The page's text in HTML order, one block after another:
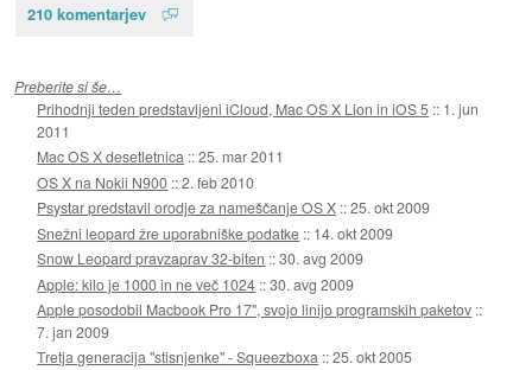
210 komentarjev
Preberite si še…
Prihodnji teden predstavljeni iCloud, Mac OS X Lion in iOS 5 :: 1. jun
2011
Mac OS X desetletnica ::25. mar 2011
OS X na Nokii N900 ::2. feb 2010
Psystar predstavil orodje za nameščanje OS X ::25. okt 2009
Snežni leopard žre uporabniške podatke :: 14. okt 2009
Snow Leopard pravzaprav 32-biten ::30. avg 2009
Apple: kilo je 1000 in ne več 1024 ::30. avg 2009
Apple posodobil Macbook Pro 17", svojo linijo programskih paketov ::
7. jan 2009
Tretja generacija "stisnjenke" - Squeezboxa ::25. okt 2005